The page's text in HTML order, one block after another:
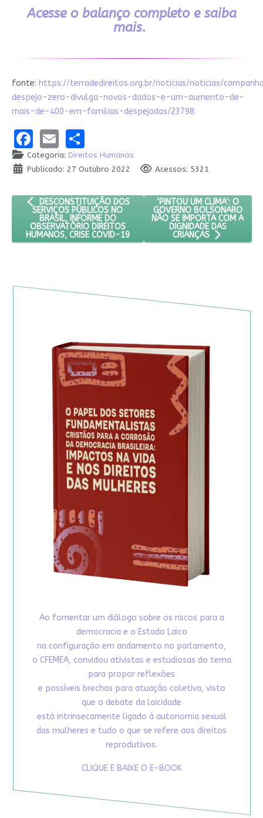
Acesse o balanço completo e saiba
mais.
fonte: https://terradedireitos.org.br/noticias/noticias/
despejo-zero-divulga-novos-dados-e-um-aumento-de-
mais-de-400-em-familias-despejadas/23798
Facebook
EmailShare
Categoria: Direitos Humanos
Publicado: 27 Outubro 2022
Acessos: 5321
ARTIGO ANTERIOR: DESCONSTITUIÇÃO DOS SERVIÇOS
DESCONSTITUIÇÃO DOS
SERVIÇOS PÚBLICOS NO
BRASIL, INFORME DO
OBSERVATÓRIO DIREITOS
HUMANOS, CRISE COVID-19
PRÓXIMO ARTIGO:
‘PINTOU UM CLIMA’: O
GOVERNO BOLSONARO
NÃO SE IMPORTA COM A
DIGNIDADE DAS
CRIANÇAS
Ao fomentar um diálogo sobre os riscos para a
democracia e o Estado Laico
na configuração em andamento no parlamento,
o CFEMEA, convidou ativistas e estudiosas do tema
para propor reflexões
e possíveis brechas para atuação coletiva, visto
que o debate da laicidade
está intrinsecamente ligado à autonomia sexual
das mulheres e tudo o que se refere aos direitos
reprodutivos.
CLIQUE E BAIXE O E-BOOK